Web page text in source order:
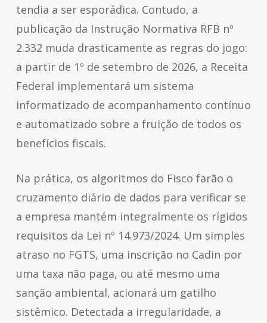
tendia a ser esporádica. Contudo, a
publicação da Instrução Normativa RFB nº
2.332 muda drasticamente as regras do jogo:
a partir de 1º de setembro de 2026, a Receita
Federal implementará um sistema
informatizado de acompanhamento contínuo
e automatizado sobre a fruição de todos os
benefícios fiscais.
Na prática, os algoritmos do Fisco farão o
cruzamento diário de dados para verificar se
a empresa mantém integralmente os rígidos
requisitos da Lei nº 14.973/2024. Um simples
atraso no FGTS, uma inscrição no Cadin por
uma taxa não paga, ou até mesmo uma
sanção ambiental, acionará um gatilho
sistêmico. Detectada a irregularidade, a